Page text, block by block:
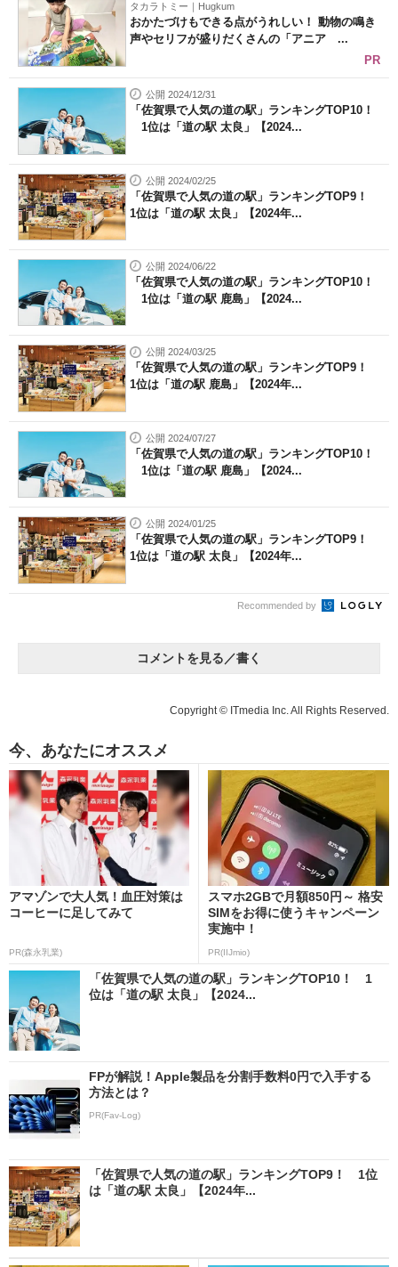
タカラトミー｜Hugkum
おかたづけもできる点がうれしい！ 動物の鳴き
声やセリフが盛りだくさんの「アニア ...
PR
公開 2024/12/31
「佐賀県で人気の道の駅」ランキングTOP10！
1位は「道の駅 太良」【2024...
公開 2024/02/25
「佐賀県で人気の道の駅」ランキングTOP9！
1位は「道の駅 太良」【2024年...
公開 2024/06/22
「佐賀県で人気の道の駅」ランキングTOP10！
1位は「道の駅 鹿島」【2024...
公開 2024/03/25
「佐賀県で人気の道の駅」ランキングTOP9！
1位は「道の駅 鹿島」【2024年...
公開 2024/07/27
「佐賀県で人気の道の駅」ランキングTOP10！
1位は「道の駅 鹿島」【2024...
公開 2024/01/25
「佐賀県で人気の道の駅」ランキングTOP9！
1位は「道の駅 太良」【2024年...
Recommended by
コメントを見る／書く
Copyright © ITmedia Inc. All Rights Reserved.
今、あなたにオススメ
アマゾンで大人気！血圧対策は
コーヒーに足してみて
PR(森永乳業)
スマホ2GBで月額850円～ 格安
SIMをお得に使うキャンペーン
実施中！
PR(IIJmio)
「佐賀県で人気の道の駅」ランキングTOP10！ 1
位は「道の駅 太良」【2024...
FPが解説！Apple製品を分割手数料0円で入手する
方法とは？
PR(Fav-Log)
「佐賀県で人気の道の駅」ランキングTOP9！ 1位
は「道の駅 太良」【2024年...